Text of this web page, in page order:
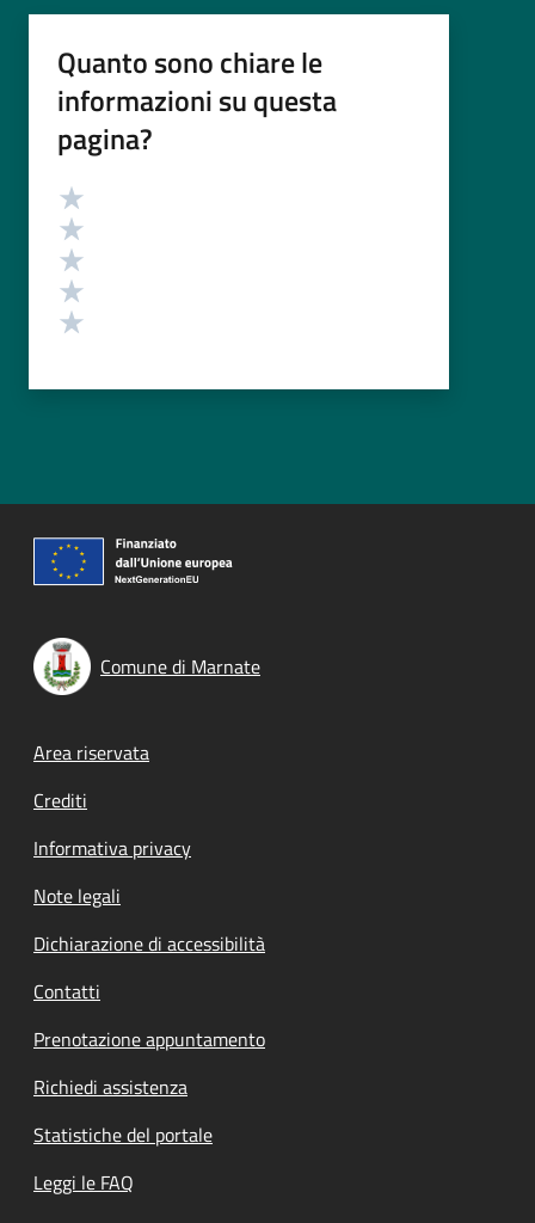
Quanto sono chiare le
informazioni su questa
pagina?
Valutazione
Comune di Marnate
Footer menu
Area riservata
Crediti
Informativa privacy
Note legali
Dichiarazione di accessibilità
Contatti
Prenotazione appuntamento
Richiedi assistenza
Statistiche del portale
Leggi le FAQ